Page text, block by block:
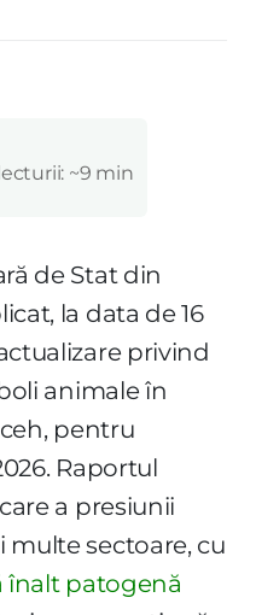
~9 min
de Stat din
la data de 16
privind
animale în
pentru
Raportul
a presiunii
sectoare, cu
înalt patogenă